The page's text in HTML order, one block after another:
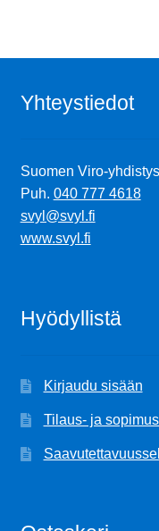
Yhteystiedot
Suomen Viro-
Puh. 040 777 4618
svyl@svyl.fi
www.svyl.fi
Hyödyllistä
Kirjaudu sisään
Tilaus- ja